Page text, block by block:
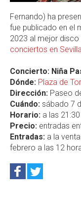
Fernando) ha
fue publicado en el
2023 al mejor
conciertos en
Concierto: Niña
Dónde: Plaza de
Dirección: Paseo
Cuándo: sábado 7
Horario: a las
Precio: entradas
Entradas: a la
febrero a las 12